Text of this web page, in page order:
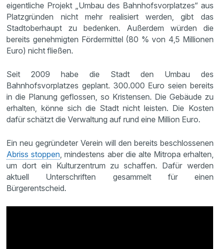
eigentliche Projekt „Umbau des Bahnhofsvorplatzes“ aus
Platzgründen nicht mehr realisiert werden, gibt das
Stadtoberhaupt zu bedenken. Außerdem würden die
bereits genehmigten Fördermittel (80 % von 4,5 Millionen
Euro) nicht fließen.
Seit 2009 habe die Stadt den Umbau des
Bahnhofsvorplatzes geplant. 300.000 Euro seien bereits
in die Planung geflossen, so Kristensen. Die Gebäude zu
erhalten, könne sich die Stadt nicht leisten. Die Kosten
dafür schätzt die Verwaltung auf rund eine Million Euro.
Ein neu gegründeter Verein will den bereits beschlossenen
Abriss stoppen, mindestens aber die alte Mitropa erhalten,
um dort ein Kulturzentrum zu schaffen. Dafür werden
aktuell Unterschriften gesammelt für einen
Bürgerentscheid.